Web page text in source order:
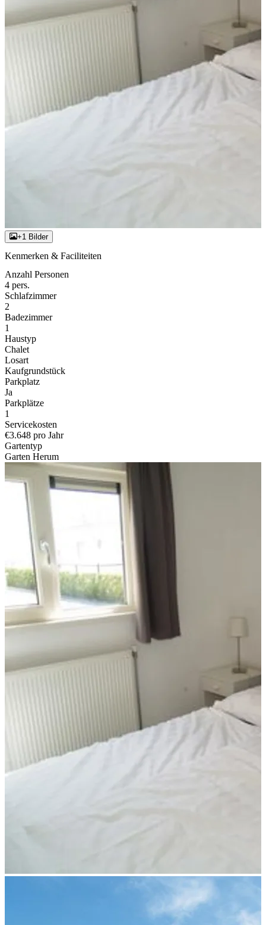
+1 Bilder
Kenmerken & Faciliteiten
Anzahl Personen
4 pers.
Schlafzimmer
2
Badezimmer
1
Haustyp
Chalet
Losart
Kaufgrundstück
Parkplatz
Ja
Parkplätze
1
Servicekosten
€3.648 pro Jahr
Gartentyp
Garten Herum